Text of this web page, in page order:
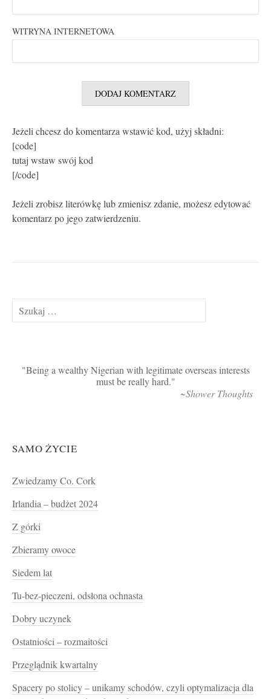
WITRYNA INTERNETOWA
Jeżeli chcesz do komentarza wstawić kod, użyj składni:
[code]
tutaj wstaw swój kod
[/code]
Jeżeli zrobisz literówkę lub zmienisz zdanie, możesz edytować
komentarz po jego zatwierdzeniu.
Szukaj:
Being a wealthy Nigerian with legitimate overseas interests
must be really hard.
~Shower Thoughts
SAMO ŻYCIE
Zwiedzamy Co. Cork
Irlandia – budżet 2024
Z górki
Zbieramy owoce
Siedem lat
Tu-bez-pieczeni, odsłona ochnasta
Dobry uczynek
Ostatniości – rozmaitości
Przeglądnik kwartalny
Spacery po stolicy – unikamy schodów, czyli optymalizacja dla